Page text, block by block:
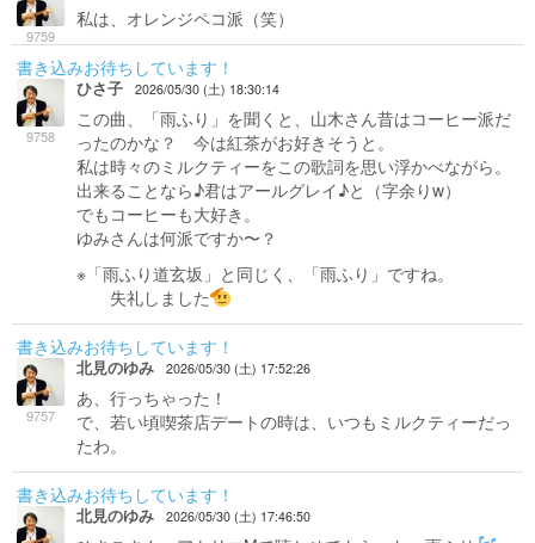
9759
私は、オレンジペコ派（笑）
書き込みお待ちしています！
9758
ひさ子 2026/05/30 (土) 18:30:14
この曲、「雨ふり」を聞くと、山木さん昔はコーヒー派だ
ったのかな？ 今は紅茶がお好きそうと。
私は時々のミルクティーをこの歌詞を思い浮かべながら。
出来ることなら♪君はアールグレイ♪と（字余りw）
でもコーヒーも大好き。
ゆみさんは何派ですか〜？
※「雨ふり道玄坂」と同じく、「雨ふり」ですね。
失礼しました
書き込みお待ちしています！
9757
北見のゆみ 2026/05/30 (土) 17:52:26
あ、行っちゃった！
で、若い頃喫茶店デートの時は、いつもミルクティーだっ
たわ。
書き込みお待ちしています！
北見のゆみ 2026/05/30 (土) 17:46:50